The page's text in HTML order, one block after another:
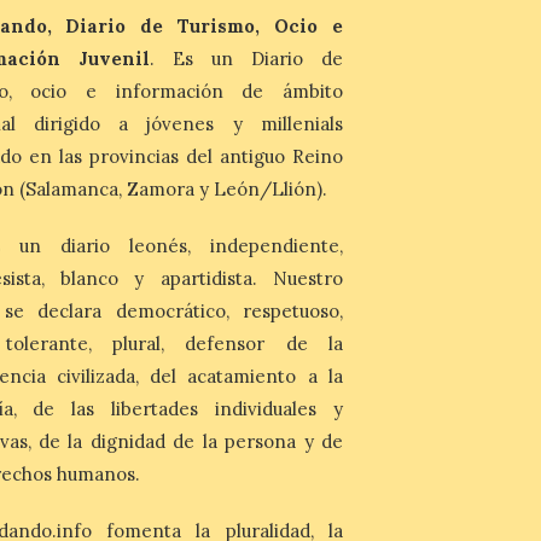
total del 12 de agosto.
Dónde alojarse y a qué
precio
7 Ago 2026
León es la provincia más
económica (116€/noche),
pero también una de las
de alojamientos libres.
Zamora, Palencia y Álava son las
provincias con menos margen: apenas un
1% de los alojamientos siguen libres para
esas […]
El eclipse genera un boom
de reservas hoteleras y
precios desorbitados,
según SiteMinder
Diario de Turismo, Ocio e
Juvenil. Es un Diario de
ocio e información de ámbito
dirigido a jóvenes y millenials
en las provincias del antiguo Reino
(Salamanca, Zamora y León/Llión).
un diario leonés, independiente,
blanco y apartidista. Nuestro
declara democrático, respetuoso,
tolerante, plural, defensor de la
civilizada, del acatamiento a la
de las libertades individuales y
de la dignidad de la persona y de
humanos.
fomenta la pluralidad, la